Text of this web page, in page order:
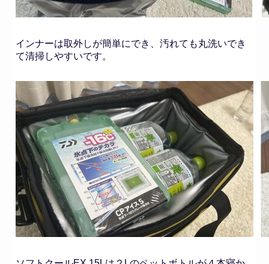
インナーは取外しが簡単にでき、汚れても丸洗いでき
て清掃しやすいです。